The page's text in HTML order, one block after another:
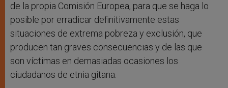
de la propia Comisión Europea, para que se haga lo
posible por erradicar definitivamente estas
situaciones de extrema pobreza y exclusión, que
producen tan graves consecuencias y de las que
son víctimas en demasiadas ocasiones los
ciudadanos de etnia gitana.